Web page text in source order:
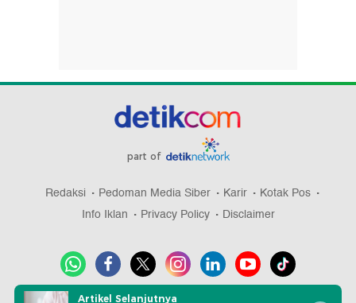
part of
Redaksi Pedoman Media Siber Karir
Kotak Pos
Info Iklan
Privacy Policy Disclaimer
Artikel Selanjutnya